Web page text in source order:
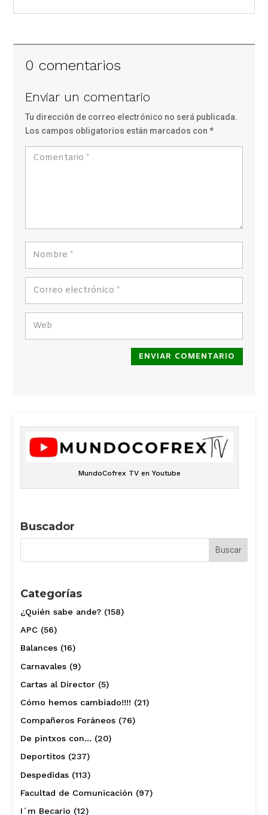
0 comentarios
Enviar un comentario
Tu dirección de correo electrónico no será publicada.
Los campos obligatorios están marcados con*
ENVIAR COMENTARIO
MundoCofrex TV en Youtube
Buscador
Categorías
¿Quién sabe ande?(158)
APC(56)
Balances(16)
Carnavales(9)
Cartas al Director(5)
Cómo hemos cambiado!!!! (21)
Compañeros Foráneos(76)
De pintxos con… (20)
Deportitos(237)
Despedidas(113)
Facultad de Comunicación (97)
I´m Becario (12)